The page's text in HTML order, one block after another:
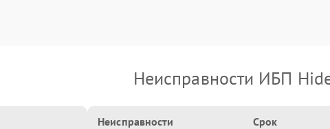
Неисправности ИБП
Неисправности Срок